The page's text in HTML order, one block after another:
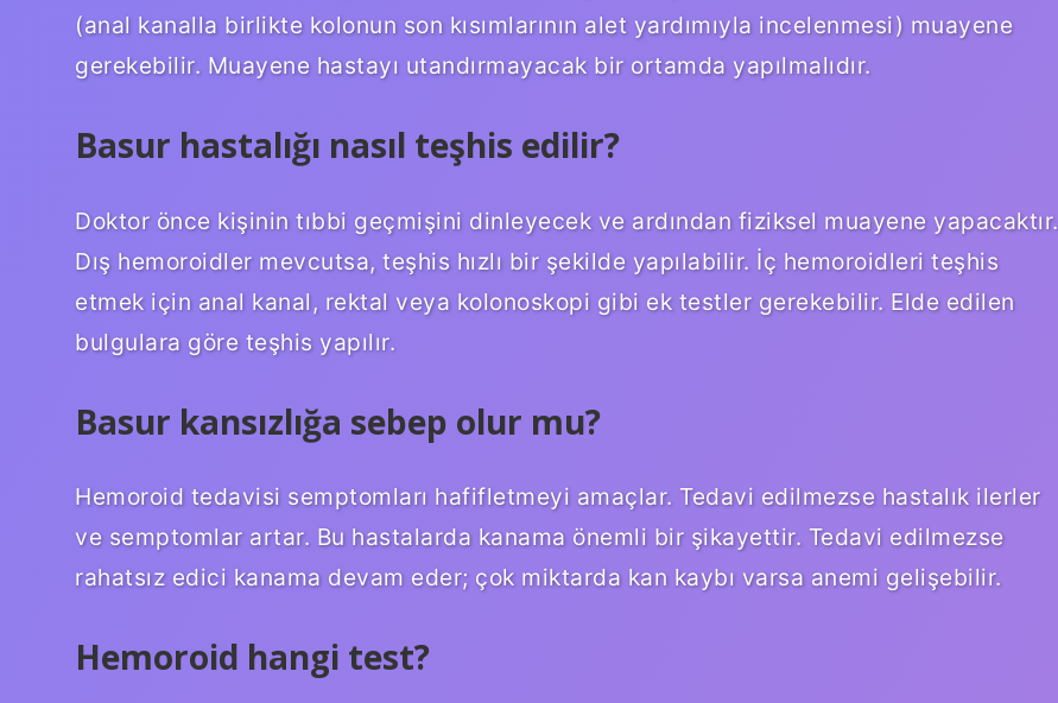
(anal kanalla birlikte kolonun son kısımlarının alet yardımıyla incelenmesi) muayene
gerekebilir. Muayene hastayı utandırmayacak bir ortamda yapılmalıdır.
Basur hastalığı nasıl teşhis edilir?
Doktor önce kişinin tıbbi geçmişini dinleyecek ve ardından fiziksel muayene yapacaktır.
Dış hemoroidler mevcutsa, teşhis hızlı bir şekilde yapılabilir. İç hemoroidleri teşhis
etmek için anal kanal, rektal veya kolonoskopi gibi ek testler gerekebilir. Elde edilen
bulgulara göre teşhis yapılır.
Basur kansızlığa sebep olur mu?
Hemoroid tedavisi semptomları hafifletmeyi amaçlar. Tedavi edilmezse hastalık ilerler
ve semptomlar artar. Bu hastalarda kanama önemli bir şikayettir. Tedavi edilmezse
rahatsız edici kanama devam eder; çok miktarda kan kaybı varsa anemi gelişebilir.
Hemoroid hangi test?